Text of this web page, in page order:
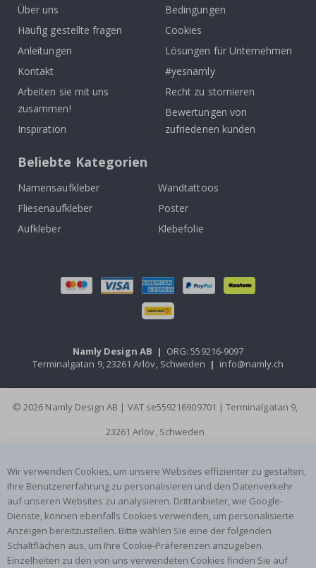
Über uns
Häufig gestellte fragen
Anleitungen
Kontakt
Arbeiten sie mit uns
zusammen!
Inspiration
Bedingungen
Cookies
Lösungen für Unternehmen
#yesnamly
Recht zu stornieren
Bewertungen von
zufriedenen kunden
Beliebte Kategorien
Namensaufkleber
Wandtattoos
Fliesenaufkleber
Poster
Aufkleber
Klebefolie
Namly Design AB | ORG: 559216-9097
Terminalgatan 9, 23261 Arlöv, Schweden | info@namly.ch
© 2026 Namly Design AB | VAT se559216909701 | Terminalgatan 9,
23261 Arlöv, Schweden
Wir verwenden Cookies, um unsere Websites effizienter zu gestalten,
Ihre Benutzererfahrung zu personalisieren und den Datenverkehr
auf unseren Websites zu analysieren. Drittanbieter, wie Google-
Dienste, können ebenfalls Cookies verwenden, um personalisierte
Anzeigen bereitzustellen. Bitte wählen Sie eine der folgenden
Schaltflächen aus, um Ihre Cookie-Präferenzen anzugeben.
Einzelheiten zu den von uns verwendeten Cookies finden Sie auf